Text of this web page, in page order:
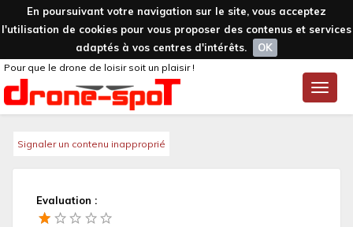
En poursuivant votre navigation sur le site, vous acceptez
l'utilisation de cookies pour vous proposer des contenus et services
adaptés à vos centres d'intérêts.
OK
Toggle
Pour que le drone de loisir soit un plaisir !
Signaler un contenu inapproprié
Evaluation :